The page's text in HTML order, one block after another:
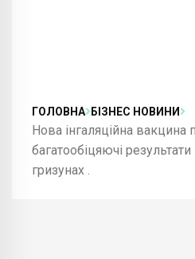
ГОЛОВНА БІЗНЕС НОВИНИ
Нова інгаляційна вакцина
багатообіцяючі
гризунах .